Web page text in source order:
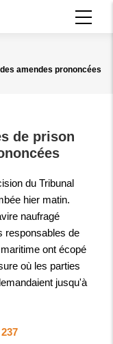
amendes prononcées
de prison
du Tribunal
hier matin.
naufragé
responsables de
ont écopé
où les parties
jusqu'à
237